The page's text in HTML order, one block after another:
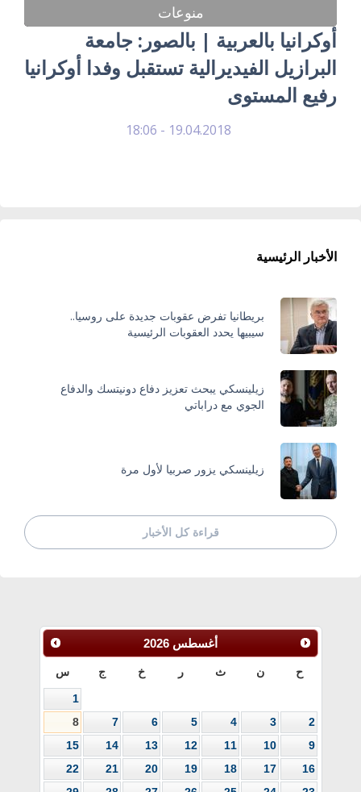
منوعات
أوكرانيا بالعربية | بالصور: جامعة
البرازيل الفيديرالية تستقبل وفدا أوكرانيا
رفيع المستوى
19.04.2018 - 18:06
الأخبار الرئيسية
بريطانيا تفرض عقوبات جديدة على روسيا..
سيبيها يحدد العقوبات الرئيسية
زيلينسكي يبحث تعزيز دفاع دونيتسك والدفاع
الجوي مع دراباتي
زيلينسكي يزور صربيا لأول مرة
قراءة كل الأخبار
أغسطس 2026
ح ن ث ر خ ج س
1
2
3
4
5
6
7
8
9
10
11
12
13
14
15
16
17
18
19
20
21
22